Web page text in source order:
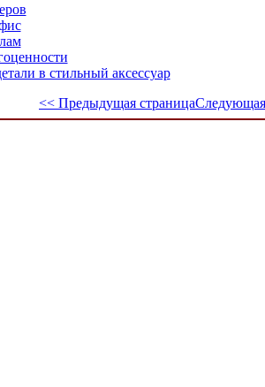
в стильный аксессуар
<< Предыдущая страница